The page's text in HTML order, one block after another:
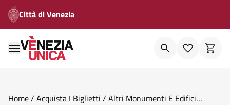
Città di Venezia
Home/ Acquista I Biglietti / Altri Monumenti E Edifici